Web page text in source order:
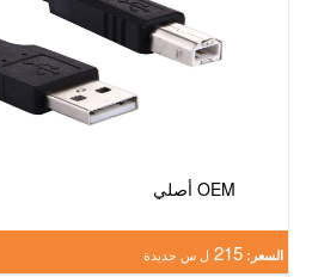
OEM أصلي
السعر: 215 ل س جديدة